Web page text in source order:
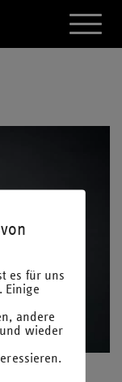
A
k
t
M
es für uns
Einige
andere
wieder